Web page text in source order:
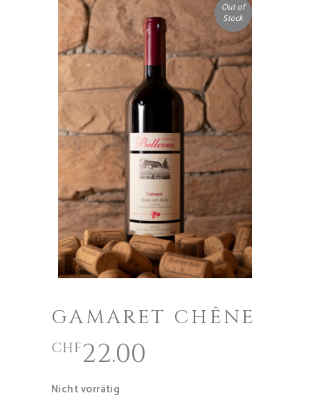
Out of
Stock
GAMARET CHÊNE
CHF22.00
Nicht vorrätig